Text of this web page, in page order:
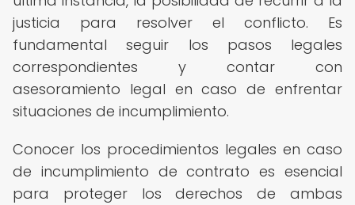
justicia para resolver el conflicto. Es
fundamental seguir los pasos legales
correspondientes y contar con
asesoramiento legal en caso de enfrentar
situaciones de incumplimiento.
Conocer los procedimientos legales en caso
de incumplimiento de contrato es esencial
para proteger los derechos de ambas